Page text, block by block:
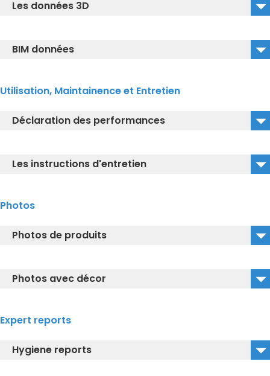
Les données 3D
BIM données
Utilisation, Maintainence et Entretien
Déclaration des performances
Les instructions d'entretien
longtemps
Photos
Photos de produits
Photos avec décor
Expert reports
Hygiene reports